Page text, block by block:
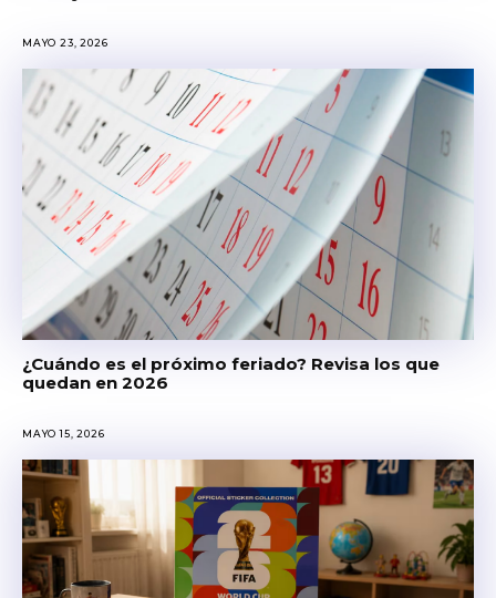
MAYO 23, 2026
¿Cuándo es el próximo feriado? Revisa los que
quedan en 2026
MAYO 15, 2026